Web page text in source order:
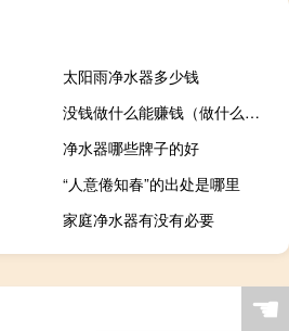
太阳雨净水器多少钱
没钱做什么能赚钱（做什么能赚钱）
净水器哪些牌子的好
“人意倦知春”的出处是哪里
家庭净水器有没有必要
☚